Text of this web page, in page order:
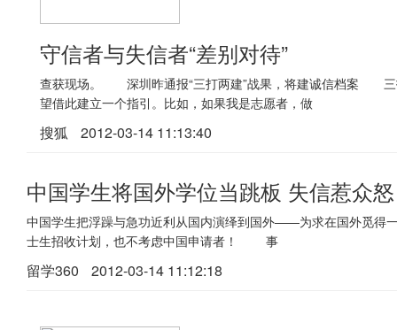
守信者与失信者“差别对待”
查获现场。 深圳昨通报“三打两建”战果，将建诚信档案 三
望借此建立一个指引。比如，如果我是志愿者，做
搜狐 2012-03-14 11:13:40
中国学生将国外学位当跳板 失信惹众怒
中国学生把浮躁与急功近利从国内演绎到国外——为求在国外觅得
士生招收计划，也不考虑中国申请者！ 事
留学360 2012-03-14 11:12:18